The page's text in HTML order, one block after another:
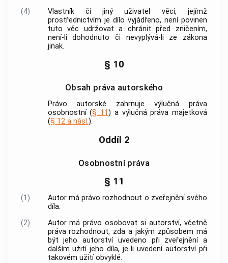
(4)
Vlastník či jiný uživatel věci, jejímž
prostřednictvím je dílo vyjádřeno, není povinen
tuto věc udržovat a chránit před zničením,
není-li dohodnuto či nevyplývá-li ze zákona
jinak.
§ 10
Obsah práva autorského
Právo autorské zahrnuje výlučná práva
osobnostní (§ 11) a výlučná práva majetková
(§ 12 a násl.).
Oddíl 2
Osobnostní práva
§ 11
(1) Autormá právo rozhodnout o zveřejnění svého
díla.
(2)
Autormá právo osobovat si autorství, včetně
práva rozhodnout, zda a jakým způsobem má
být jeho autorství uvedeno při zveřejnění a
dalším užití jeho díla, je-li uvedení autorství při
takovém užití obvyklé.